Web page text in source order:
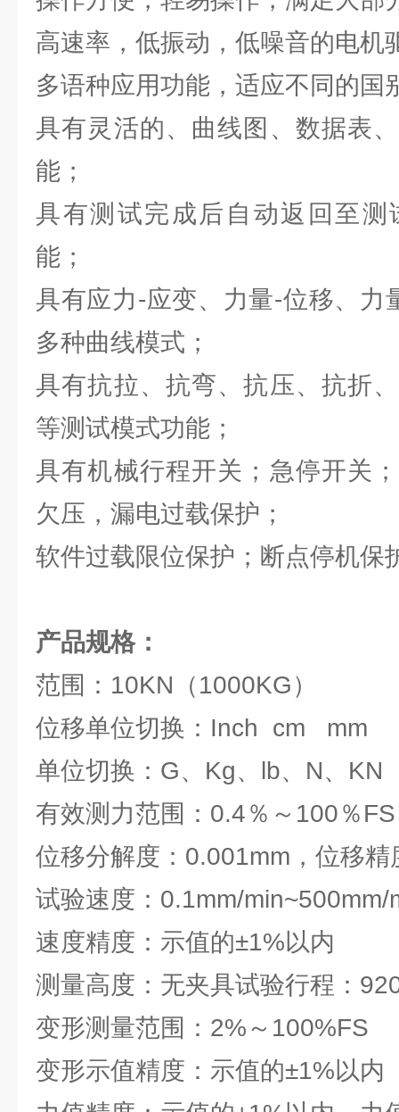
高速率，低振动，低噪音的电机
多语种应用功能，适应不同的
具有灵活的、曲线图、数据表
能；
具有测试完成后自动返回至测
能；
具有应力-应变、力量-位移、力
多种曲线模式；
具有抗拉、抗弯、抗压、抗折
等测试模式功能；
具有机械行程开关；急停开关
欠压，漏电过载保护；
软件过载限位保护；断点停机保
产品规格：
范围：10KN（1000KG）
位移单位切换：Inch cm mm
单位切换：G、Kg、lb、N、KN
有效测力范围：0.4％～100％FS
位移分解度：0.001mm，位移
试验速度：0.1mm/min~500mm/
速度精度：示值的±1%以内
测量高度：无夹具试验行程：
变形测量范围：2%～100%FS
变形示值精度：示值的±1%以内